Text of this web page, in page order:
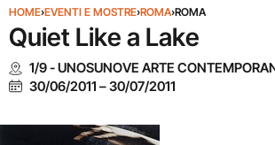
HOME›EVENTI E MOSTRE›ROMA›ROMA
Quiet Like a Lake
1/9 - UNOSUNOVE ARTE
30/06/2011 –30/07/2011